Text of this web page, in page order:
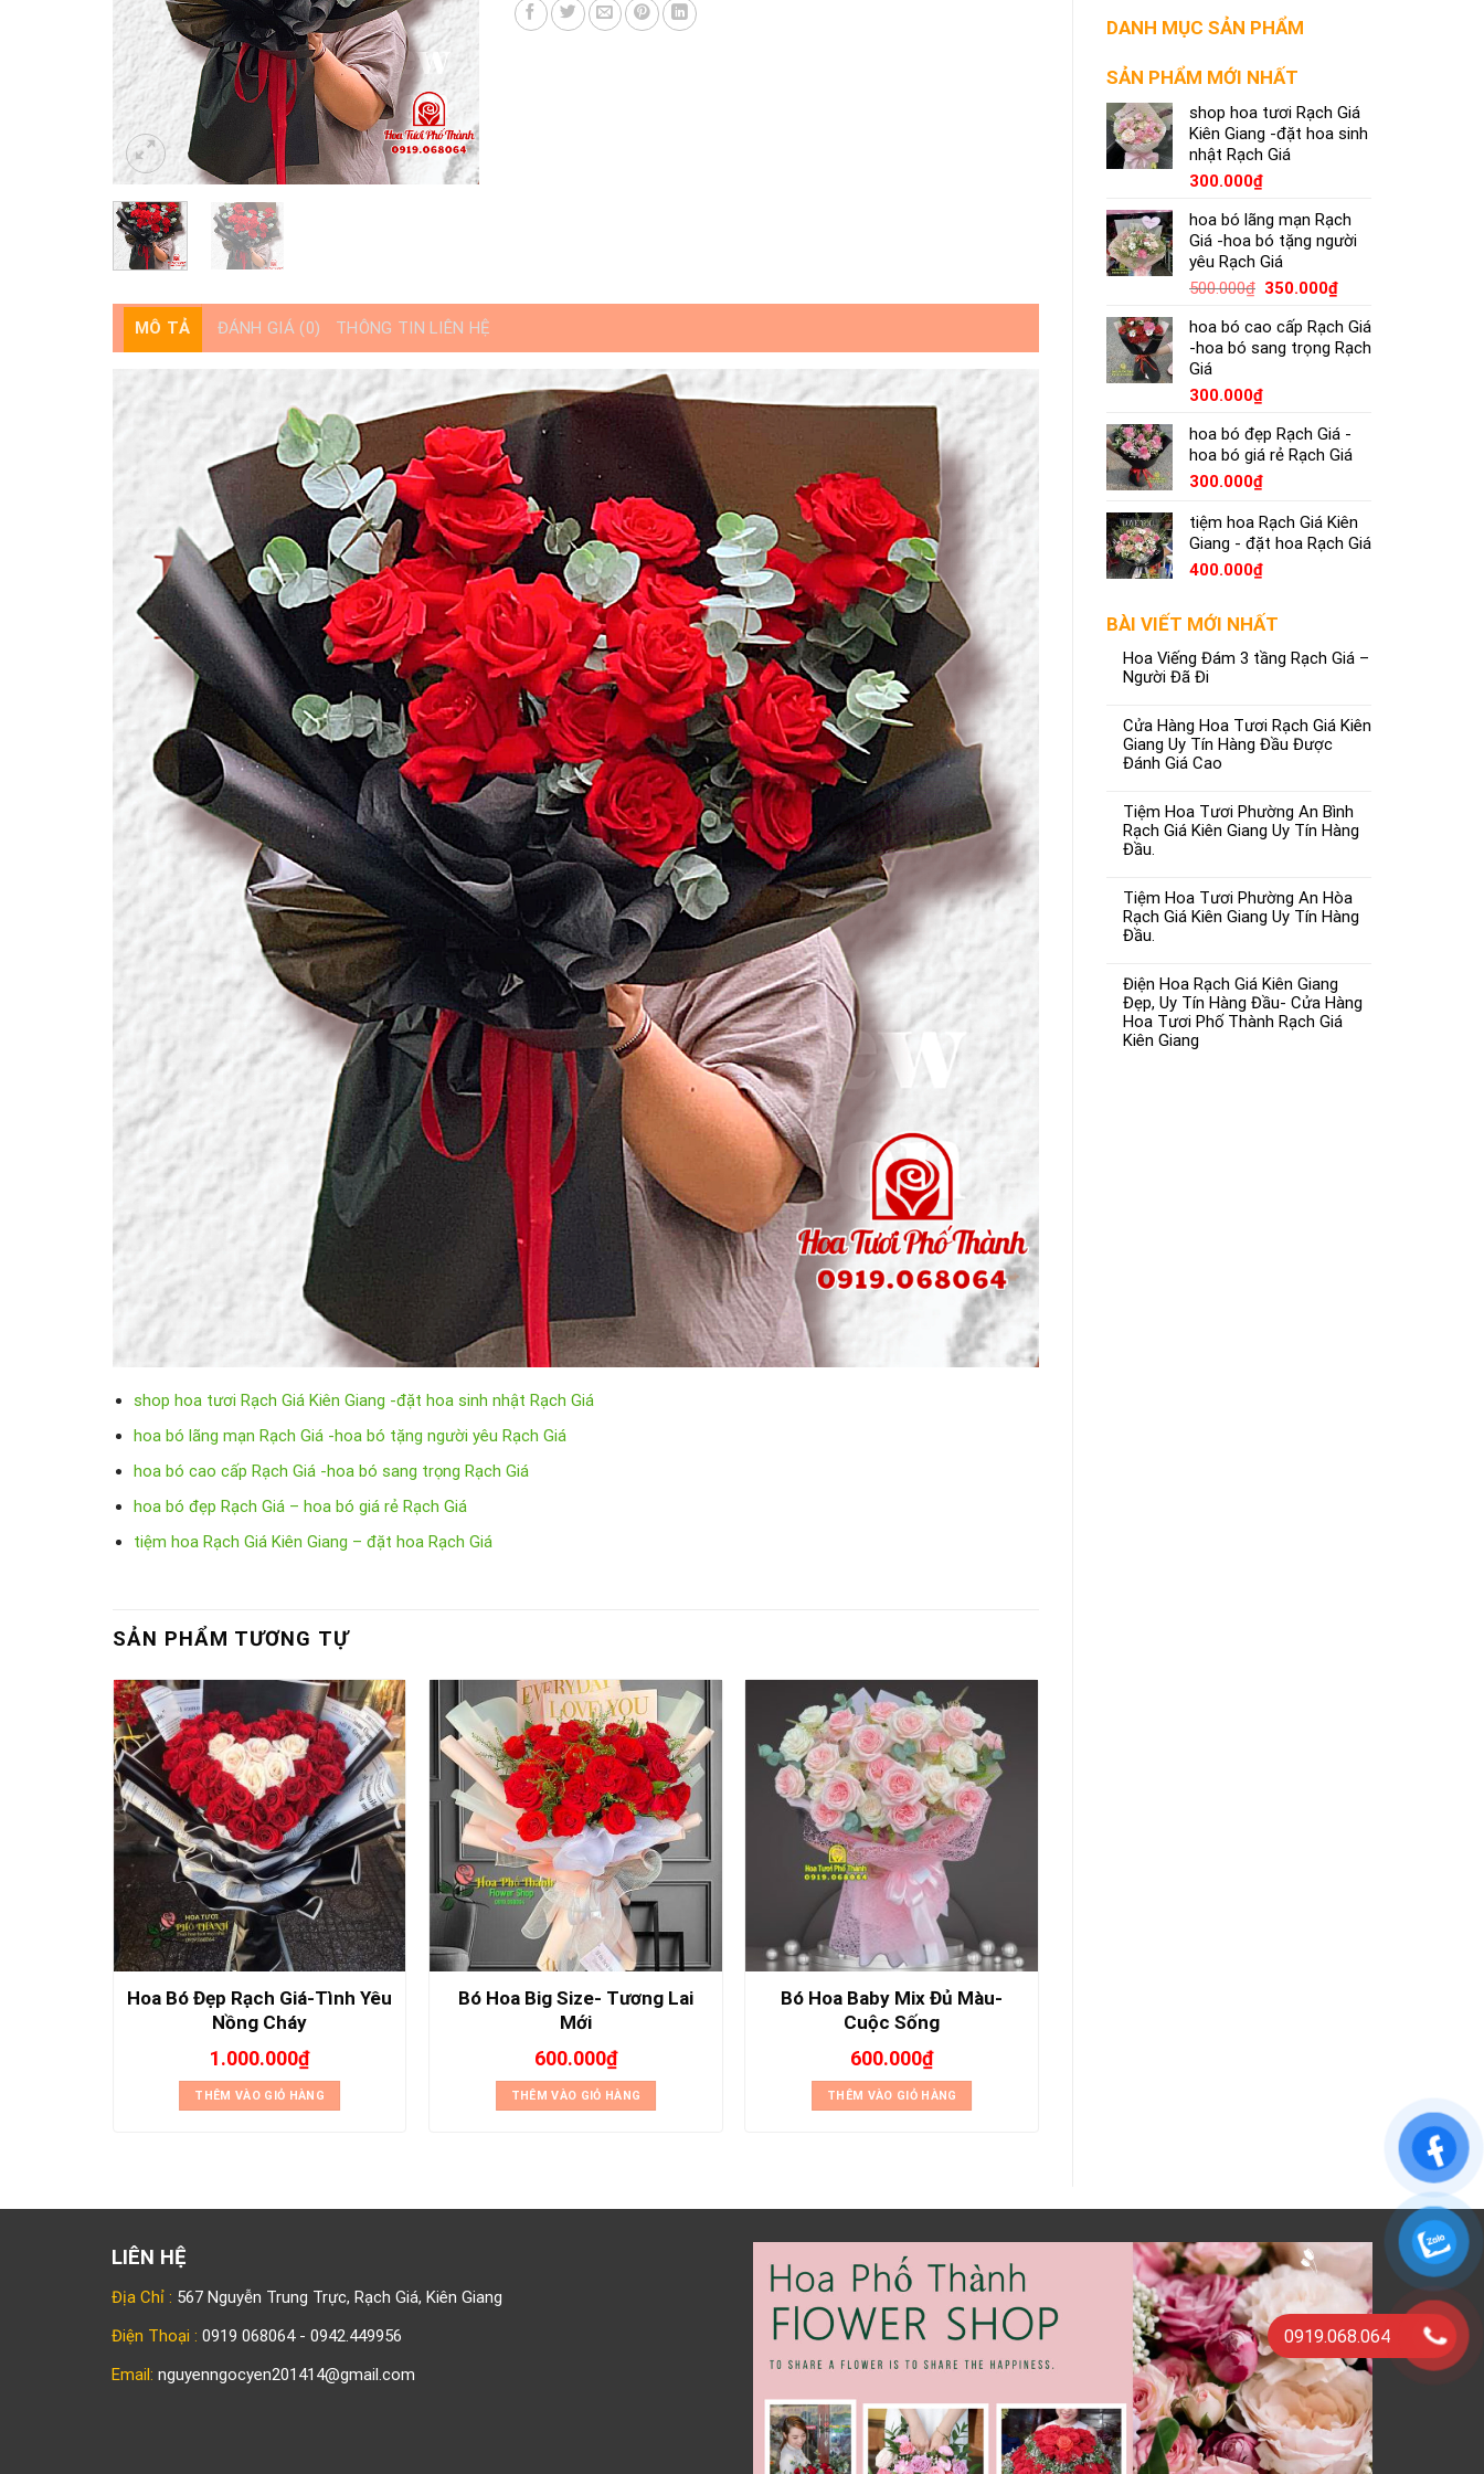
DANH MỤC SẢN PHẨM
SẢN PHẨM MỚI NHẤT
shop hoa tươi Rạch Giá
Kiên Giang -đặt hoa sinh
nhật Rạch Giá
300.000₫
hoa bó lãng mạn Rạch
Giá -hoa bó tặng người
yêu Rạch Giá
500.000₫ 350.000₫
hoa bó cao cấp Rạch Giá
-hoa bó sang trọng Rạch
Giá
300.000₫
hoa bó đẹp Rạch Giá -
hoa bó giá rẻ Rạch Giá
300.000₫
tiệm hoa Rạch Giá Kiên
Giang - đặt hoa Rạch Giá
400.000₫
BÀI VIẾT MỚI NHẤT
Hoa Viếng Đám 3 tầng Rạch Giá –
Người Đã Đi
Cửa Hàng Hoa Tươi Rạch Giá Kiên
Giang Uy Tín Hàng Đầu Được
Đánh Giá Cao
Tiệm Hoa Tươi Phường An Bình
Rạch Giá Kiên Giang Uy Tín Hàng
Đầu.
Tiệm Hoa Tươi Phường An Hòa
Rạch Giá Kiên Giang Uy Tín Hàng
Đầu.
Điện Hoa Rạch Giá Kiên Giang
Đẹp, Uy Tín Hàng Đầu- Cửa Hàng
Hoa Tươi Phố Thành Rạch Giá
Kiên Giang
MÔ TẢ ĐÁNH GIÁ (0) THÔNG TIN LIÊN HỆ
shop hoa tươi Rạch Giá Kiên Giang -đặt hoa sinh nhật Rạch Giá
hoa bó lãng mạn Rạch Giá -hoa bó tặng người yêu Rạch Giá
hoa bó cao cấp Rạch Giá -hoa bó sang trọng Rạch Giá
hoa bó đẹp Rạch Giá – hoa bó giá rẻ Rạch Giá
tiệm hoa Rạch Giá Kiên Giang – đặt hoa Rạch Giá
SẢN PHẨM TƯƠNG TỰ
Hoa Bó Đẹp Rạch Giá-Tình Yêu
Nồng Cháy
1.000.000₫
THÊM VÀO GIỎ HÀNG
Bó Hoa Big Size- Tương Lai
Mới
600.000₫
THÊM VÀO GIỎ HÀNG
Bó Hoa Baby Mix Đủ Màu-
Cuộc Sống
600.000₫
THÊM VÀO GIỎ HÀNG
LIÊN HỆ
Địa Chỉ : 567 Nguyễn Trung Trực, Rạch Giá, Kiên Giang
Điện Thoại : 0919 068064 - 0942.449956
Email: nguyenngocyen201414@gmail.com
0919.068.064